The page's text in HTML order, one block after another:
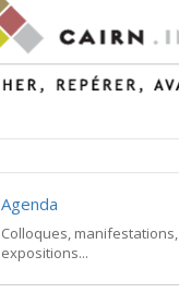
Agenda
Colloques, manifestations,
expositions...